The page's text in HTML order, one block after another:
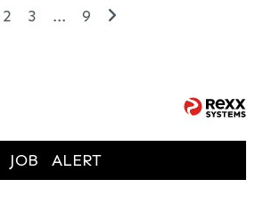
2 3 ... 9
JOB ALERT